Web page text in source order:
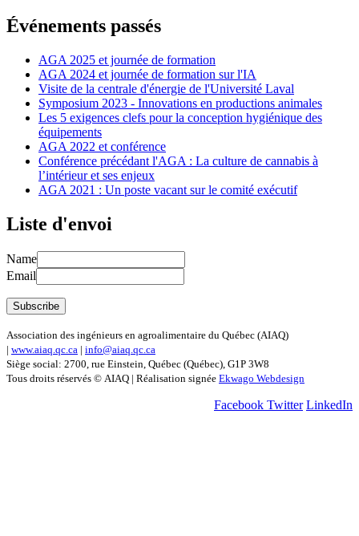
Événements passés
AGA 2025 et journée de formation
AGA 2024 et journée de formation sur l'IA
Visite de la centrale d'énergie de l'Université Laval
Symposium 2023 - Innovations en productions animales
Les 5 exigences clefs pour la conception hygiénique des
équipements
AGA 2022 et conférence
Conférence précédant l'AGA : La culture de cannabis à
l’intérieur et ses enjeux
AGA 2021 : Un poste vacant sur le comité exécutif
Liste d'envoi
Name
Email
Association des ingénieurs en agroalimentaire du Québec (AIAQ)
| www.aiaq.qc.ca | info@aiaq.qc.ca
Siège social: 2700, rue Einstein, Québec (Québec), G1P 3W8
Tous droits réservés © AIAQ | Réalisation signée Ekwago Webdesign
Facebook Twitter LinkedIn